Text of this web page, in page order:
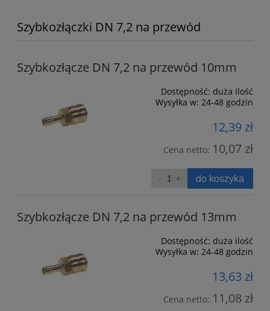
Szybkozłączki DN 7,2 na przewód
Szybkozłącze DN 7,2 na przewód 10mm
Dostępność: duża ilość
Wysyłka w: 24-48 godzin
12,39 zł
Cena netto: 10,07 zł
do koszyka
Szybkozłącze DN 7,2 na przewód 13mm
Dostępność: duża ilość
Wysyłka w: 24-48 godzin
13,63 zł
Cena netto: 11,08 zł